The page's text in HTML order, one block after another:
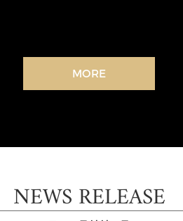
MORE
NEWS RELEASE